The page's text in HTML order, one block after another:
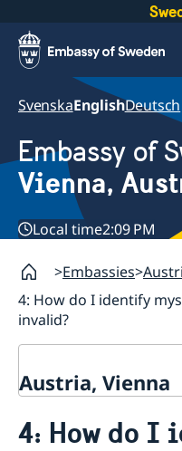
SvenskaEnglishDeutsch
Embassy of
Vienna,
Local time2:09 PM
Embassies
4: How do I identify
invalid?
Austria, Vienna
Application for
4: How do I